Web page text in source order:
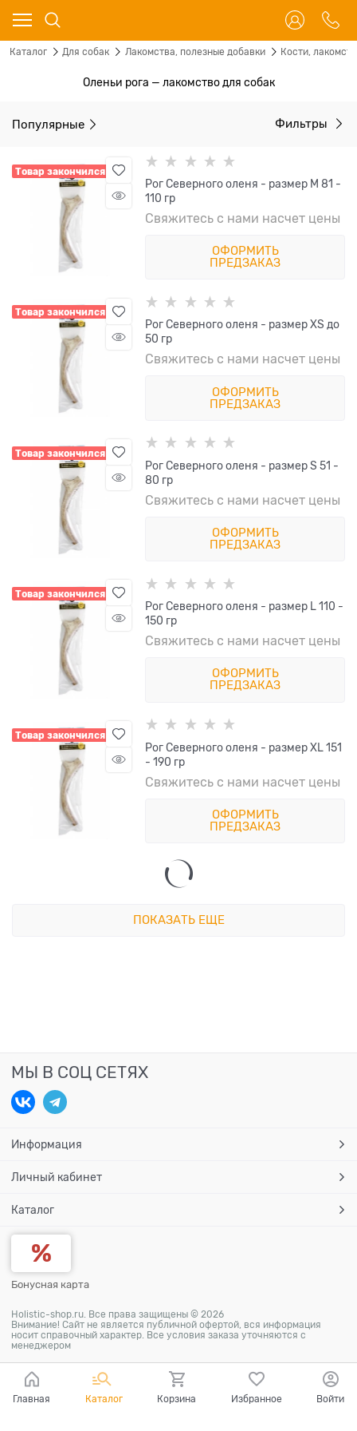
Каталог Для собак Лакомства, полезные добавки Кости,
Оленьи рога — лакомство для собак
Популярные Фильтры
Товар закончился
Рог Северного оленя - размер M 81 -
110 гр
Свяжитесь с нами насчет цены
ОФОРМИТЬ
ПРЕДЗАКАЗ
Товар закончился
Рог Северного оленя - размер XS до
50 гр
Свяжитесь с нами насчет цены
ОФОРМИТЬ
ПРЕДЗАКАЗ
Товар закончился
Рог Северного оленя - размер S 51 -
80 гр
Свяжитесь с нами насчет цены
ОФОРМИТЬ
ПРЕДЗАКАЗ
Товар закончился
Рог Северного оленя - размер L 110 -
150 гр
Свяжитесь с нами насчет цены
ОФОРМИТЬ
ПРЕДЗАКАЗ
Товар закончился
Рог Северного оленя - размер XL 151
- 190 гр
Свяжитесь с нами насчет цены
ОФОРМИТЬ
ПРЕДЗАКАЗ
ПОКАЗАТЬ ЕЩЕ
МЫ В СОЦ СЕТЯХ
Информация
Личный кабинет
Каталог
Бонусная карта
Holistic-shop.ru. Все права защищены © 2026
Внимание! Сайт не является публичной офертой, вся информация
носит справочный характер. Все условия заказа уточняются с
менеджером
Главная Каталог Корзина Избранное Войти